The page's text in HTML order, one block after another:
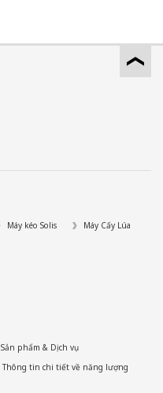
Máy kéo Solis
Máy Cấy Lúa
Sản phẩm & Dịch vụ
Thông tin chi tiết về năng lượng